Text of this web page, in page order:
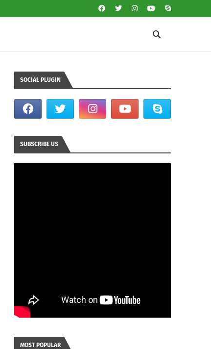
SOCIAL PLUGIN
SUBSCRIBE US
MOST POPULAR